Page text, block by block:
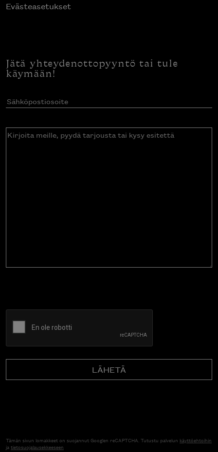
Evästeasetukset
Jätä yhteydenottopyyntö tai tule
käymään!
Sähköpostiosoite(Pakollinen)
Kirjoita
Tämän sivun lomakkeet on suojannut Googlen reCAPTCHA. Tutustu palvelun käyttöehtoihin
jatietosuojalausekkeeseen